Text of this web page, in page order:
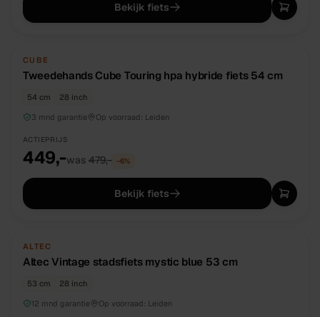
Bekijk fiets
TWEEDEHANDS
CUBE
Tweedehands Cube Touring hpa hybride fiets 54 cm
54 cm
28 inch
3 mnd garantie
Op voorraad: Leiden
ACTIEPRIJS
449,-was 479,- −6%
Bekijk fiets
NIEUW
ALTEC
Altec Vintage stadsfiets mystic blue 53 cm
53 cm
28 inch
12 mnd garantie
Op voorraad: Leiden